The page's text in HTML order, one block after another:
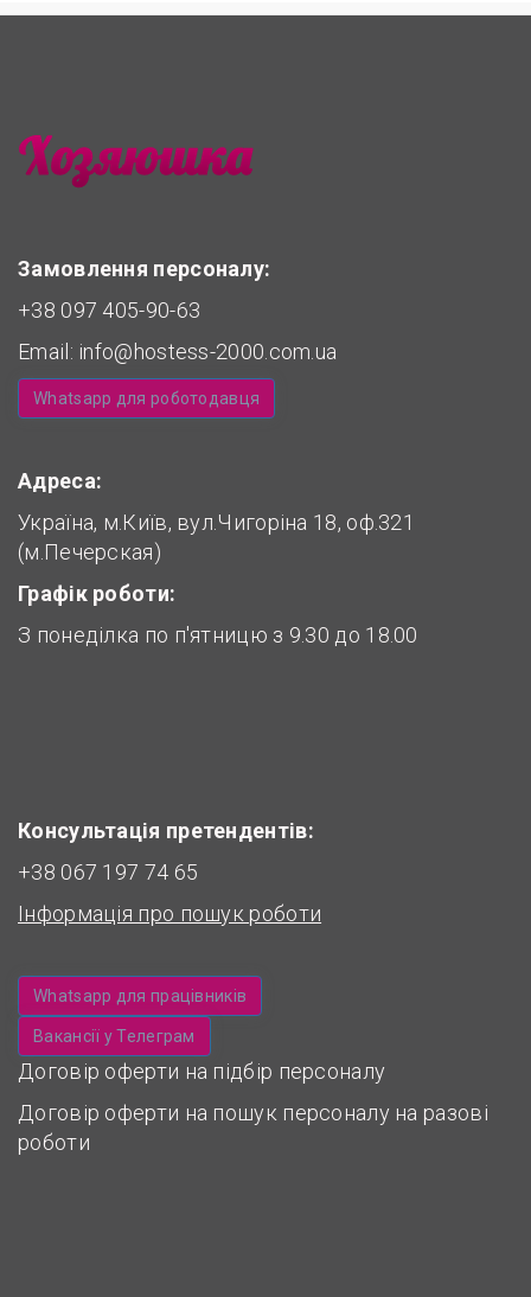
Замовлення персоналу:
+38 097 405-90-63
Email: info@hostess-2000.com.ua
Whatsapp для роботодавця
Адреса:
Україна, м.Київ, вул.Чигоріна 18, оф.321
(м.Печерская)
Графік роботи:
З понеділка по п'ятницю з 9.30 до 18.00
Консультація претендентів:
+38 067 197 74 65
Інформація про пошук роботи
Whatsapp для працівників
Вакансії у Телеграм
Договір оферти на підбір персоналу
Договір оферти на пошук персоналу на разові
роботи